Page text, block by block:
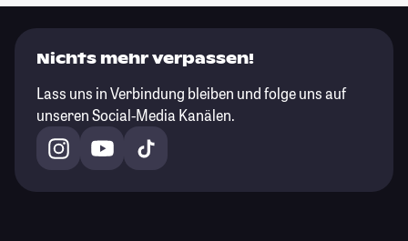
Nichts mehr verpassen!
Lass uns in Verbindung bleiben und folge uns auf
unseren Social-Media Kanälen.